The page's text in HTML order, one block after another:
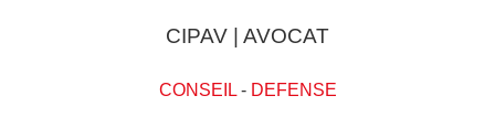
CIPAV | AVOCAT
CONSEIL- DEFENSE